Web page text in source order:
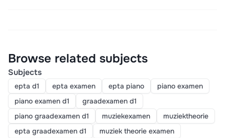
Browse related subjects
Subjects
epta d1 epta examen epta piano
piano examen
piano examen d1
graadexamen d1
piano graadexamen d1
muziekexamen
muziektheorie
epta graadexamen d1
muziek theorie examen